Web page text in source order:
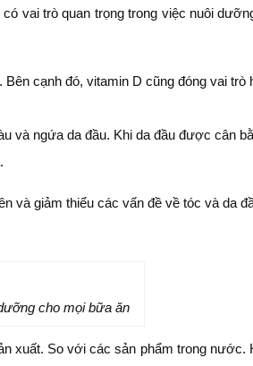
vai trò quan trọng trong việc nuôi
cạnh đó, vitamin D cũng đóng vai
và ngứa da đầu. Khi da đầu được cân
và giảm thiểu các vấn đề về tóc và da
cho mọi bữa ăn
xuất. So với các sản phẩm trong